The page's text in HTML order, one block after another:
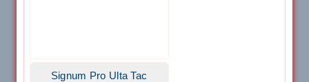
Signum Pro Ulta Tac